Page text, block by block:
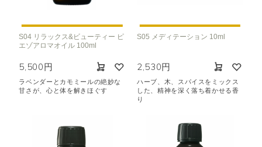
S04 リラックス&ビューティー ピ
エゾアロマオイル 100ml
5,500円
ラベンダーとカモミールの絶妙な
甘さが、心と体を解きほぐす
S05 メディテーション 10ml
2,530円
ハーブ、木、スパイスをミックス
した、精神を深く落ち着かせる香
り